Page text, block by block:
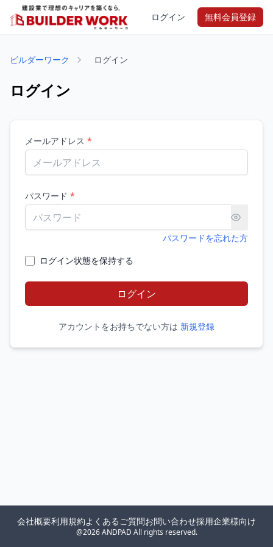
ログイン 無料会員登録
ビルダーワーク ログイン
ログイン
メールアドレス *
パスワード *
パスワードを忘れた方
ログイン状態を保持する
ログイン
アカウントをお持ちでない方は 新規登録
@2026 ANDPAD All rights reserved.
会社概要利用規約よくあるご質問お問い合わせ採用企業様向け